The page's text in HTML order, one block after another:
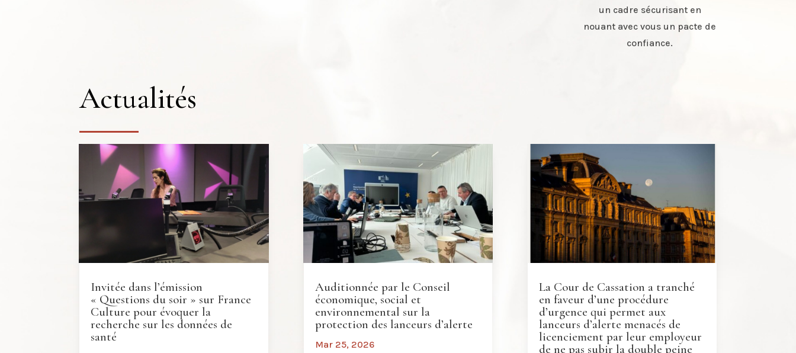
un cadre sécurisant en
nouant avec vous un pacte de
confiance.
Actualités
Invitée dans l’émission
« Questions du soir » sur France
Culture pour évoquer la
recherche sur les données de
santé
Auditionnée par le Conseil
économique, social et
environnemental sur la
protection des lanceurs d’alerte
Mar 25, 2026
La Cour de Cassation a tranché
en faveur d’une procédure
d’urgence qui permet aux
lanceurs d’alerte menacés de
licenciement par leur employeur
de ne pas subir la double peine